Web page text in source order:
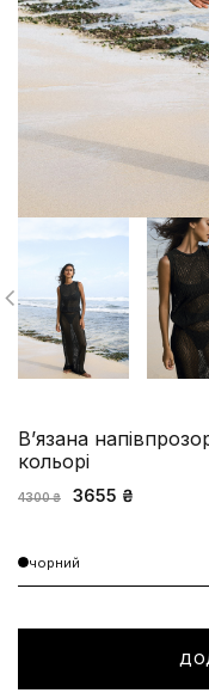
Вʼязана
кольорі
4300 ₴ 3655 ₴
чорний